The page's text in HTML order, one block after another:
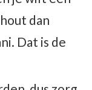
dan
Dat is de